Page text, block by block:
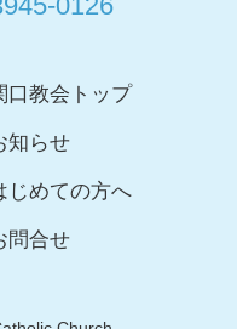
口教会トップ
知らせ
じめての方へ
問合せ